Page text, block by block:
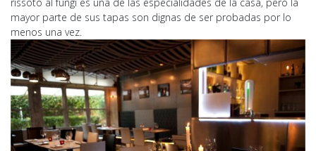
mayor parte de sus tapas son dignas de ser probadas por lo
menos una vez.